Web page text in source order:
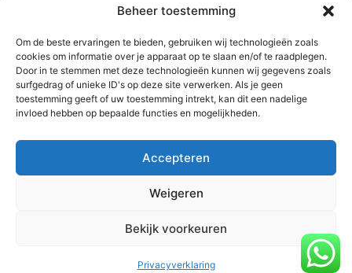
Beheer toestemming
Om de beste ervaringen te bieden, gebruiken wij technologieën zoals
cookies om informatie over je apparaat op te slaan en/of te raadplegen.
Door in te stemmen met deze technologieën kunnen wij gegevens zoals
surfgedrag of unieke ID's op deze site verwerken. Als je geen
toestemming geeft of uw toestemming intrekt, kan dit een nadelige
invloed hebben op bepaalde functies en mogelijkheden.
Accepteren
Weigeren
Bekijk voorkeuren
Privacyverklaring
info@svenvanhoof.com
0613377542
Sportcentrum Kralingen, Slaak, Rotterdam
Snel naar:
Les boeken
Online coaching
Informatie:
Algemene
Privacyverklaring
Ledenportaal